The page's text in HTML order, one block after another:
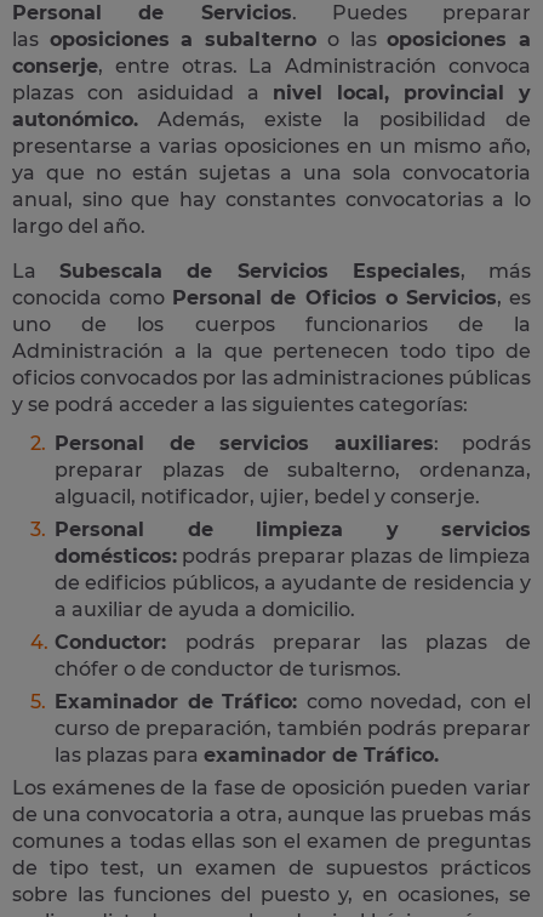
Personal de Servicios. Puedes preparar
las oposiciones a subalterno o lasoposiciones a
conserje, entre otras. La Administración convoca
plazas con asiduidad a nivel local, provincial y
autonómico. Además, existe la posibilidad de
presentarse a varias oposiciones en un mismo año,
ya que no están sujetas a una sola convocatoria
anual, sino que hay constantes convocatorias a lo
largo del año.
LaSubescala de Servicios Especiales, más
conocida como Personal de Oficios o Servicios, es
uno de los cuerpos funcionarios de la
Administración a la que pertenecen todo tipo de
oficios convocados por las administraciones públicas
y se podrá acceder a las siguientes categorías:
Personal de servicios auxiliares: podrás
preparar plazas de subalterno, ordenanza,
alguacil, notificador, ujier, bedel y conserje.
Personal de limpieza y servicios
domésticos: podrás preparar plazas de limpieza
de edificios públicos, a ayudante de residencia y
a auxiliar de ayuda a domicilio.
Conductor: podrás preparar las plazas de
chófer o de conductor de turismos.
Examinador de Tráfico: como novedad, con el
curso de preparación, también podrás preparar
las plazas para examinador de Tráfico.
Los exámenes de la fase de oposición pueden variar
de una convocatoria a otra, aunque las pruebas más
comunes a todas ellas son el examen de preguntas
de tipo test, un examen de supuestos prácticos
sobre las funciones del puesto y, en ocasiones, se